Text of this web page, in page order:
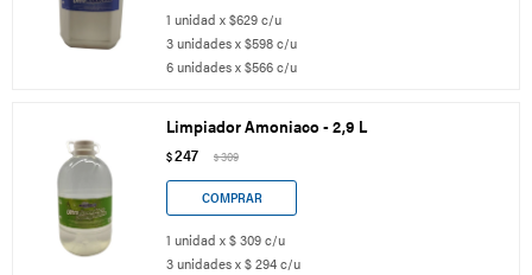
1 unidad x $629 c/u
3 unidades x $598 c/u
6 unidades x $566 c/u
Limpiador Amoniaco - 2,9 L
$247 $309
1 unidad x $ 309 c/u
3 unidades x $ 294 c/u